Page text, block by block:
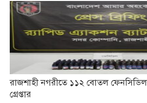
রাজশাহী নগরীতে ১১২ বোতল
গ্রেপ্তার